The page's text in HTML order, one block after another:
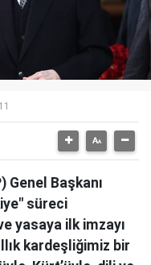
Genel Başkanı
süreci
yasaya ilk imzayı
kardeşliğimiz bir